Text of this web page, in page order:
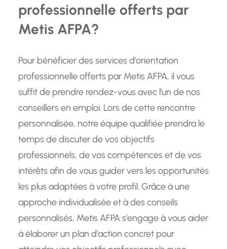
professionnelle offerts par
Metis AFPA?
Pour bénéficier des services d’orientation
professionnelle offerts par Metis AFPA, il vous
suffit de prendre rendez-vous avec l’un de nos
conseillers en emploi. Lors de cette rencontre
personnalisée, notre équipe qualifiée prendra le
temps de discuter de vos objectifs
professionnels, de vos compétences et de vos
intérêts afin de vous guider vers les opportunités
les plus adaptées à votre profil. Grâce à une
approche individualisée et à des conseils
personnalisés, Metis AFPA s’engage à vous aider
à élaborer un plan d’action concret pour